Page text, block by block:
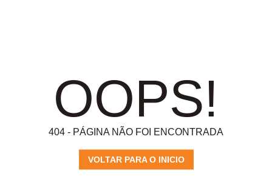
OOPS!
404 - PÁGINA NÃO FOI ENCONTRADA
VOLTAR PARA O INICIO